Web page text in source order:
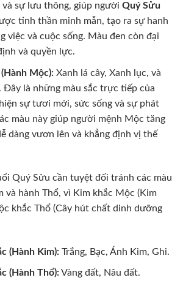
sự lưu thông, giúp người Quý Sửu
tinh thần minh mẫn, tạo ra sự hanh
việc và cuộc sống. Màu đen còn đại
và quyền lực.
Mộc):Xanh lá cây, Xanh lục, và
Đây là những màu sắc trực tiếp của
sự tươi mới, sức sống và sự phát
màu này giúp người mệnh Mộc tăng
dàng vươn lên và khẳng định vị thế
Quý Sửu cần tuyệt đối tránh các màu
và hành Thổ, vì Kim khắc Mộc (Kim
khắc Thổ (Cây hút chất dinh dưỡng
(Hành Kim):Trắng, Bạc, Ánh Kim, Ghi.
(Hành Thổ):Vàng đất, Nâu đất.